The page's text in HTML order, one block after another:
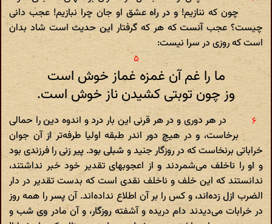
چون که ننازیم! و در راه عشق او جان چرا نبازیم! عجب دانی
چیست؟ عجب آنست که هر که گرفتار این حدیث است شاد بدان
است که روزی در سرا نیست:
ما را غم آن غمزه غماز خوش است
وز چون توبتی کشیدن ناز خوش است.
در هر دوری و در هر قرنی این بار درد و اندوه دین را حمالی
برخاست، و در هیچ دور اندر طبقه اولیا طرفه‌تر از آن جوان
خراباتی برنخاست که در روزگار جنید و شبلی بود. پیر زنی را فرزندی بود
و او را ناخلف می‌شمردند و از اعجوبهای تقدیر خود خبر نداشتند،
ندانستند که این خلف و ناخلف نقدی است که بدست تقدیر در دار
الضرب ازل زده‌اند، و کس را بر آن اطلاع نداده‌اند. آن پسر را همه روز
در خرابات می‌دیدند دام دریده و آشفته روزگار، و آن مادر وی شب و